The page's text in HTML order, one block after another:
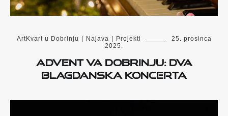
ArtKvart u Dobrinju Najava Projekti
25. prosinca
2025.
Advent va Dobrinju: dva
blagdanska koncerta